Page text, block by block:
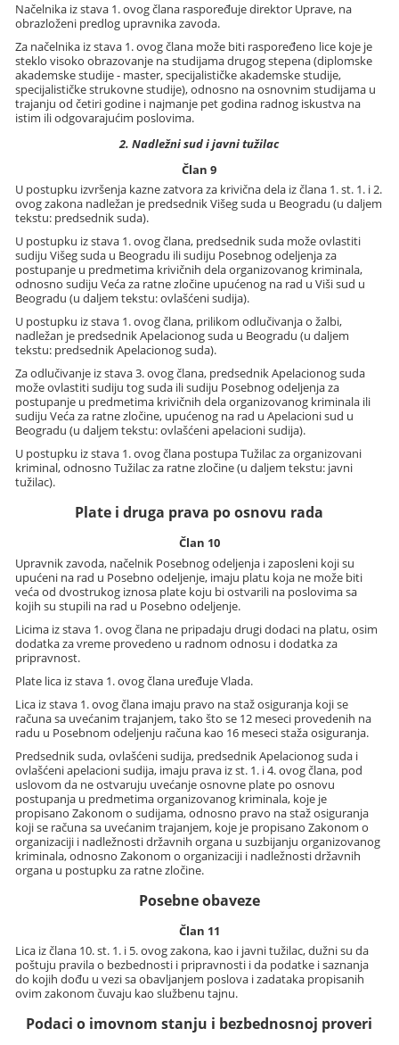
Načelnika iz stava 1. ovog člana raspoređuje direktor Uprave, na
obrazloženi predlog upravnika zavoda.
Za načelnika iz stava 1. ovog člana može biti raspoređeno lice koje je
steklo visoko obrazovanje na studijama drugog stepena (diplomske
akademske studije - master, specijalističke akademske studije,
specijalističke strukovne studije), odnosno na osnovnim studijama u
trajanju od četiri godine i najmanje pet godina radnog iskustva na
istim ili odgovarajućim poslovima.
2. Nadležni sud i javni tužilac
Član 9
U postupku izvršenja kazne zatvora za krivična dela iz člana 1. st. 1. i 2.
ovog zakona nadležan je predsednik Višeg suda u Beogradu (u daljem
tekstu: predsednik suda).
U postupku iz stava 1. ovog člana, predsednik suda može ovlastiti
sudiju Višeg suda u Beogradu ili sudiju Posebnog odeljenja za
postupanje u predmetima krivičnih dela organizovanog kriminala,
odnosno sudiju Veća za ratne zločine upućenog na rad u Viši sud u
Beogradu (u daljem tekstu: ovlašćeni sudija).
U postupku iz stava 1. ovog člana, prilikom odlučivanja o žalbi,
nadležan je predsednik Apelacionog suda u Beogradu (u daljem
tekstu: predsednik Apelacionog suda).
Za odlučivanje iz stava 3. ovog člana, predsednik Apelacionog suda
može ovlastiti sudiju tog suda ili sudiju Posebnog odeljenja za
postupanje u predmetima krivičnih dela organizovanog kriminala ili
sudiju Veća za ratne zločine, upućenog na rad u Apelacioni sud u
Beogradu (u daljem tekstu: ovlašćeni apelacioni sudija).
U postupku iz stava 1. ovog člana postupa Tužilac za organizovani
kriminal, odnosno Tužilac za ratne zločine (u daljem tekstu: javni
tužilac).
Plate i druga prava po osnovu rada
Član 10
Upravnik zavoda, načelnik Posebnog odeljenja i zaposleni koji su
upućeni na rad u Posebno odeljenje, imaju platu koja ne može biti
veća od dvostrukog iznosa plate koju bi ostvarili na poslovima sa
kojih su stupili na rad u Posebno odeljenje.
Licima iz stava 1. ovog člana ne pripadaju drugi dodaci na platu, osim
dodatka za vreme provedeno u radnom odnosu i dodatka za
pripravnost.
Plate lica iz stava 1. ovog člana uređuje Vlada.
Lica iz stava 1. ovog člana imaju pravo na staž osiguranja koji se
računa sa uvećanim trajanjem, tako što se 12 meseci provedenih na
radu u Posebnom odeljenju računa kao 16 meseci staža osiguranja.
Predsednik suda, ovlašćeni sudija, predsednik Apelacionog suda i
ovlašćeni apelacioni sudija, imaju prava iz st. 1. i 4. ovog člana, pod
uslovom da ne ostvaruju uvećanje osnovne plate po osnovu
postupanja u predmetima organizovanog kriminala, koje je
propisano Zakonom o sudijama, odnosno pravo na staž osiguranja
koji se računa sa uvećanim trajanjem, koje je propisano Zakonom o
organizaciji i nadležnosti državnih organa u suzbijanju organizovanog
kriminala, odnosno Zakonom o organizaciji i nadležnosti državnih
organa u postupku za ratne zločine.
Posebne obaveze
Član 11
Lica iz člana 10. st. 1. i 5. ovog zakona, kao i javni tužilac, dužni su da
poštuju pravila o bezbednosti i pripravnosti i da podatke i saznanja
do kojih dođu u vezi sa obavljanjem poslova i zadataka propisanih
ovim zakonom čuvaju kao službenu tajnu.
Podaci o imovnom stanju i bezbednosnoj proveri